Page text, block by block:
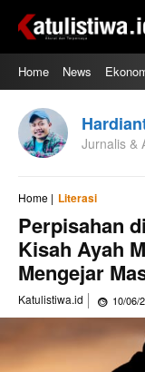
Home News
Jurnalis &
Home | Literasi
Perpisahan
Kisah Ayah
Mengejar
Katulistiwa.id 10/06/